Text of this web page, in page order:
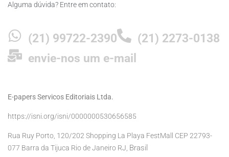
Alguma dúvida? Entre em contato:
(21) 99722-2390
(21) 2273-0138
envie-nos um e-mail
E-papers Servicos Editoriais Ltda.
https://isni.org/isni/0000000530656585
Rua Ruy Porto, 120/202 Shopping La Playa FestMall CEP 22793-
077 Barra da Tijuca Rio de Janeiro RJ, Brasil